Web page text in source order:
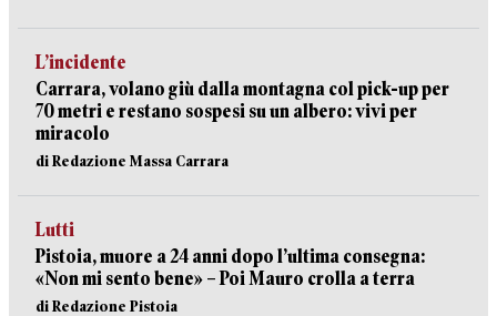
L’incidente
Carrara, volano giù dalla montagna col pick-up per
70 metri e restano sospesi su un albero: vivi per
miracolo
di Redazione Massa Carrara
Lutti
Pistoia, muore a 24 anni dopo l’ultima consegna:
«Non mi sento bene» – Poi Mauro crolla a terra
di Redazione Pistoia